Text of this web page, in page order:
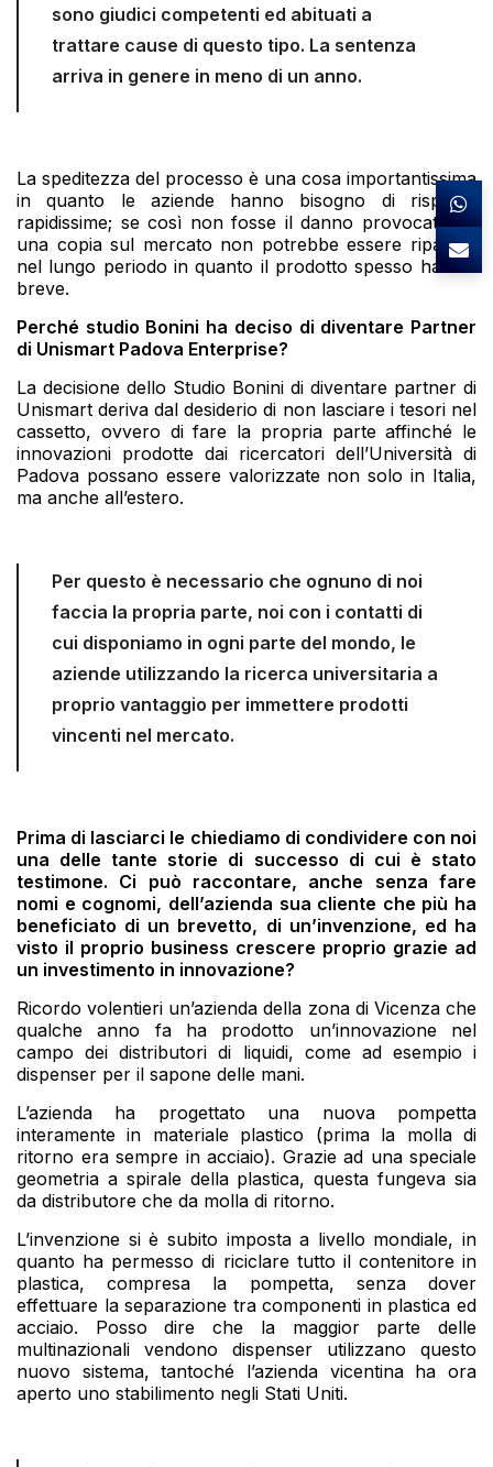
sono giudici competenti ed abituati a
trattare cause di questo tipo. La sentenza
arriva in genere in meno di un anno.
La speditezza del processo è una cosa importantissima
in quanto le aziende hanno bisogno di risposte
rapidissime; se così non fosse il danno provocato da
una copia sul mercato non potrebbe essere riparato
nel lungo periodo in quanto il prodotto spesso ha vita
breve.
Perché studio Bonini ha deciso di diventare Partner
di Unismart Padova Enterprise?
La decisione dello Studio Bonini di diventare partner di
Unismart deriva dal desiderio di non lasciare i tesori nel
cassetto, ovvero di fare la propria parte affinché le
innovazioni prodotte dai ricercatori dell’Università di
Padova possano essere valorizzate non solo in Italia,
ma anche all’estero.
Per questo è necessario che ognuno di noi
faccia la propria parte, noi con i contatti di
cui disponiamo in ogni parte del mondo, le
aziende utilizzando la ricerca universitaria a
proprio vantaggio per immettere prodotti
vincenti nel mercato.
Prima di lasciarci le chiediamo di condividere con noi
una delle tante storie di successo di cui è stato
testimone. Ci può raccontare, anche senza fare
nomi e cognomi, dell’azienda sua cliente che più ha
beneficiato di un brevetto, di un’invenzione, ed ha
visto il proprio business crescere proprio grazie ad
un investimento in innovazione?
Ricordo volentieri un’azienda della zona di Vicenza che
qualche anno fa ha prodotto un’innovazione nel
campo dei distributori di liquidi, come ad esempio i
dispenser per il sapone delle mani.
L’azienda ha progettato una nuova pompetta
interamente in materiale plastico (prima la molla di
ritorno era sempre in acciaio). Grazie ad una speciale
geometria a spirale della plastica, questa fungeva sia
da distributore che da molla di ritorno.
L’invenzione si è subito imposta a livello mondiale, in
quanto ha permesso di riciclare tutto il contenitore in
plastica, compresa la pompetta, senza dover
effettuare la separazione tra componenti in plastica ed
acciaio. Posso dire che la maggior parte delle
multinazionali vendono dispenser utilizzano questo
nuovo sistema, tantoché l’azienda vicentina ha ora
aperto uno stabilimento negli Stati Uniti.